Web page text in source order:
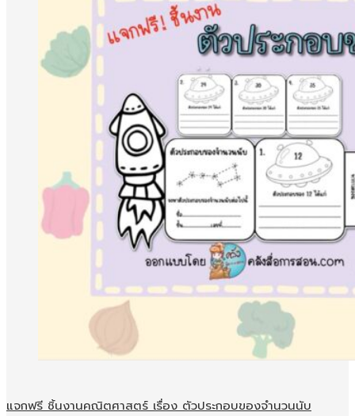
แจกฟรี ชิ้นงานคณิตศาสตร์ เรื่อง ตัวประกอบของจำนวนนับ